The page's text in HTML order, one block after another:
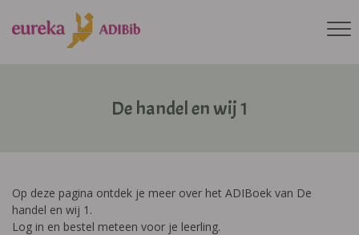
De handel en wij 1
Op deze pagina ontdek je meer over het ADIBoek van De
handel en wij 1.
Log in en bestel meteen voor je leerling.